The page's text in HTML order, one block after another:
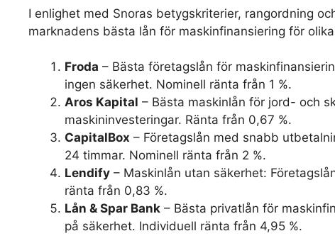
I enlighet med Snoras betygskriterier, rangordning
marknadens bästa lån för maskinfinansiering för
Froda – Bästa företagslån för
ingen säkerhet. Nominell ränta från 1 %.
Aros Kapital – Bästa maskinlån för jord- och
maskininvesteringar. Ränta från 0,67 %.
CapitalBox – Företagslån med snabb
24 timmar. Nominell ränta från 2 %.
Lendify – Maskinlån utan säkerhet:
ränta från 0,83 %.
Lån & Spar Bank – Bästa privatlån för
på säkerhet. Individuell ränta från 4,95 %.